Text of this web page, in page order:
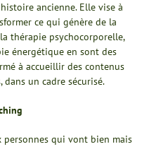
ancienne. Elle vise à
ce qui génère de la
thérapie psychocorporelle,
énergétique en sont des
à accueillir des contenus
dans un cadre sécurisé.
personnes qui vont bien mais